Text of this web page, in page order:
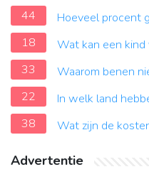
44
Hoeveel procent
18
Wat kan een kind
33
Waarom benen
22
In welk land
38
Wat zijn de
Advertentie